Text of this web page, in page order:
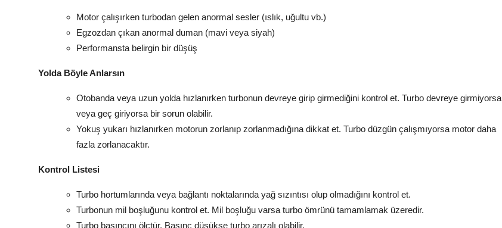
Motor çalışırken turbodan gelen anormal sesler (ıslık, uğultu vb.)
Egzozdan çıkan anormal duman (mavi veya siyah)
Performansta belirgin bir düşüş
Yolda Böyle Anlarsın
Otobanda veya uzun yolda hızlanırken turbonun devreye girip girmediğini kontrol et. Turbo devreye girmiyorsa
veya geç giriyorsa bir sorun olabilir.
Yokuş yukarı hızlanırken motorun zorlanıp zorlanmadığına dikkat et. Turbo düzgün çalışmıyorsa motor daha
fazla zorlanacaktır.
Kontrol Listesi
Turbo hortumlarında veya bağlantı noktalarında yağ sızıntısı olup olmadığını kontrol et.
Turbonun mil boşluğunu kontrol et. Mil boşluğu varsa turbo ömrünü tamamlamak üzeredir.
Turbo basıncını ölçtür. Basınç düşükse turbo arızalı olabilir.